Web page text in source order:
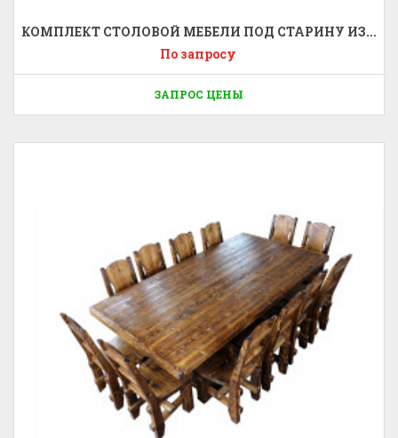
КОМПЛЕКТ СТОЛОВОЙ МЕБЕЛИ ПОД СТАРИНУ ИЗ...
По запросу
ЗАПРОС ЦЕНЫ